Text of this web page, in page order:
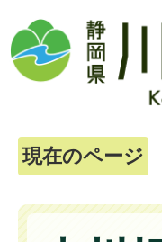
現在のページ